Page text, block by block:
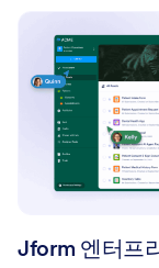
Jform 엔터프